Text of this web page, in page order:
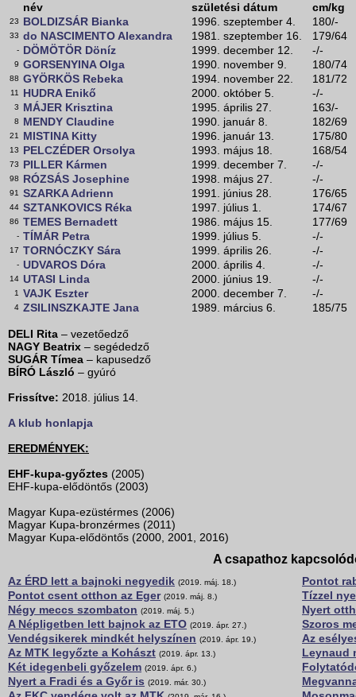
név születési dátum cm/kg
23 BOLDIZSÁR Bianka 1996. szeptember 4. 180/-
33 do NASCIMENTO Alexandra 1981. szeptember 16. 179/64
- DÖMÖTÖR Döníz 1999. december 12. -/-
9 GORSENYINA Olga 1990. november 9. 180/74
88 GYÖRKÖS Rebeka 1994. november 22. 181/72
11 HUDRA Enikő 2000. október 5. -/-
3 MÁJER Krisztina 1995. április 27. 163/-
8 MENDY Claudine 1990. január 8. 182/69
21 MISTINA Kitty 1996. január 13. 175/80
13 PELCZÉDER Orsolya 1993. május 18. 168/54
73 PILLER Kármen 1999. december 7. -/-
98 RÓZSÁS Josephine 1998. május 27. -/-
91 SZARKA Adrienn 1991. június 28. 176/65
44 SZTANKOVICS Réka 1997. július 1. 174/67
86 TEMES Bernadett 1986. május 15. 177/69
- TÍMÁR Petra 1999. július 5. -/-
17 TORNÓCZKY Sára 1999. április 26. -/-
- UDVAROS Dóra 2000. április 4. -/-
14 UTASI Linda 2000. június 19. -/-
1 VAJK Eszter 2000. december 7. -/-
4 ZSILINSZKAJTE Jana 1989. március 6. 185/75
DELI Rita – vezetőedző
NAGY Beatrix – segédedző
SUGÁR Tímea – kapusedző
BÍRÓ László – gyúró
Frissítve: 2018. július 14.
A klub honlapja
EREDMÉNYEK:
EHF-kupa-győztes (2005)
EHF-kupa-elődöntős (2003)
Magyar Kupa-ezüstérmes (2006)
Magyar Kupa-bronzérmes (2011)
Magyar Kupa-elődöntős (2000, 2001, 2016)
A csapathoz
Az ÉRD lett a bajnoki negyedik (2019. máj. 18.)
Pontot csent otthon az Eger (2019. máj. 8.)
Négy meccs szombaton (2019. máj. 5.)
A Népligetben lett bajnok az ETO (2019. ápr. 27.)
Vendégsikerek mindkét helyszínen (2019. ápr. 19.)
Az MTK legyőzte a Kohászt (2019. ápr. 13.)
Két idegenbeli győzelem (2019. ápr. 6.)
Nyert a Fradi és a Győr is (2019. már. 30.)
Pontot
Tízzel
Nyert
Szoros
Az
Leynaud